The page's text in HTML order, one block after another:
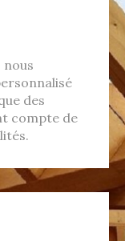
des
compte de